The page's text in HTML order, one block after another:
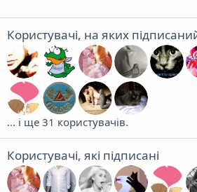
Користувачі, на яких
... і ще 31 користувачів.
Користувачі, які підписані